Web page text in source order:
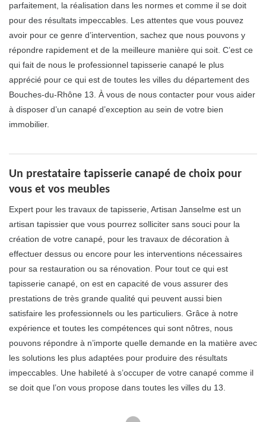
parfaitement, la réalisation dans les normes et comme il se doit
pour des résultats impeccables. Les attentes que vous pouvez
avoir pour ce genre d’intervention, sachez que nous pouvons y
répondre rapidement et de la meilleure manière qui soit. C’est ce
qui fait de nous le professionnel tapisserie canapé le plus
apprécié pour ce qui est de toutes les villes du département des
Bouches-du-Rhône 13. À vous de nous contacter pour vous aider
à disposer d’un canapé d’exception au sein de votre bien
immobilier.
Un prestataire tapisserie canapé de choix pour
vous et vos meubles
Expert pour les travaux de tapisserie, Artisan Janselme est un
artisan tapissier que vous pourrez solliciter sans souci pour la
création de votre canapé, pour les travaux de décoration à
effectuer dessus ou encore pour les interventions nécessaires
pour sa restauration ou sa rénovation. Pour tout ce qui est
tapisserie canapé, on est en capacité de vous assurer des
prestations de très grande qualité qui peuvent aussi bien
satisfaire les professionnels ou les particuliers. Grâce à notre
expérience et toutes les compétences qui sont nôtres, nous
pouvons répondre à n’importe quelle demande en la matière avec
les solutions les plus adaptées pour produire des résultats
impeccables. Une habileté à s’occuper de votre canapé comme il
se doit que l’on vous propose dans toutes les villes du 13.